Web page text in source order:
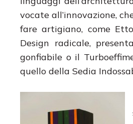
vocate all’innovazione,
fare artigiano, come
Design radicale,
gonfiabile o il
quello della Sedia